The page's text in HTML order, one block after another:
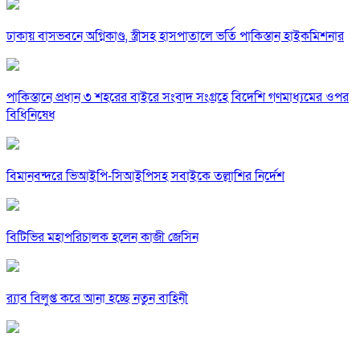
ঢাকায় বাসভবনে অগ্নিকাণ্ড, স্ত্রীসহ হাসপাতালে ভর্তি পাকিস্তান হাইকমিশনার
পাকিস্তানে প্রধান ৩ শহরের বাইরে সংবাদ সংগ্রহে বিদেশি গণমাধ্যমের ওপর
বিধিনিষেধ
বিমানবন্দরে ভিআইপি-সিআইপিসহ সবাইকে তল্লাশির নির্দেশ
বিটিভির মহাপরিচালক হলেন কাজী জেসিন
র‍্যাব বিলুপ্ত করে আনা হচ্ছে নতুন বাহিনী